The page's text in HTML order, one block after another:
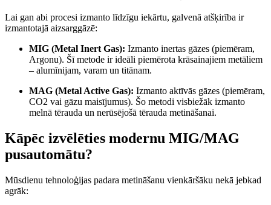
Lai gan abi procesi izmanto līdzīgu iekārtu, galvenā atšķirība ir
izmantotajā aizsarggāzē:
MIG (Metal Inert Gas): Izmanto inertas gāzes (piemēram,
Argonu). Šī metode ir ideāli piemērota krāsainajiem metāliem
– alumīnijam, varam un titānam.
MAG (Metal Active Gas): Izmanto aktīvās gāzes (piemēram,
CO2 vai gāzu maisījumus). Šo metodi visbiežāk izmanto
melnā tērauda un nerūsējošā tērauda metināšanai.
Kāpēc izvēlēties modernu MIG/MAG
pusautomātu?
Mūsdienu tehnoloģijas padara metināšanu vienkāršāku nekā jebkad
agrāk: